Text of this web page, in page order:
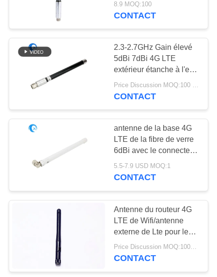
8.9 MOQ:100
CONTACT
2.3-2.7GHz Gain élevé
5dBi 7dBi 4G LTE
extérieur étanche à l'eau
Omni directionnelle fibre
de verre antenne 4G
Price Discussion MOQ:100 pièces
CONTACT
antenne de la base 4G
LTE de la fibre de verre
6dBi avec le connecteur
masculin à angle droit
de N
5.5-7.9 USD MOQ:1
CONTACT
Antenne du routeur 4G
LTE de Wifi/antenne
externe de Lte pour le
dispositif de Smart
Home
Price Discussion MOQ:100PCS
CONTACT